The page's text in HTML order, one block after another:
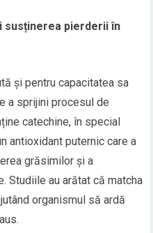
susținerea pierderii în
și pentru capacitatea sa
a sprijini procesul de
catechine, în special
antioxidant puternic care a
grăsimilor și a
Studiile au arătat că matcha
organismul să ardă